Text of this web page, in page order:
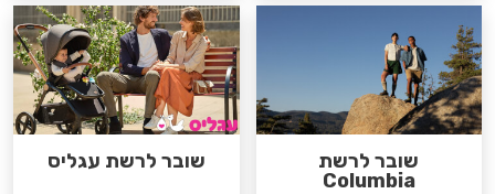
שובר לרשת
Columbia
שובר לרשת עגליס